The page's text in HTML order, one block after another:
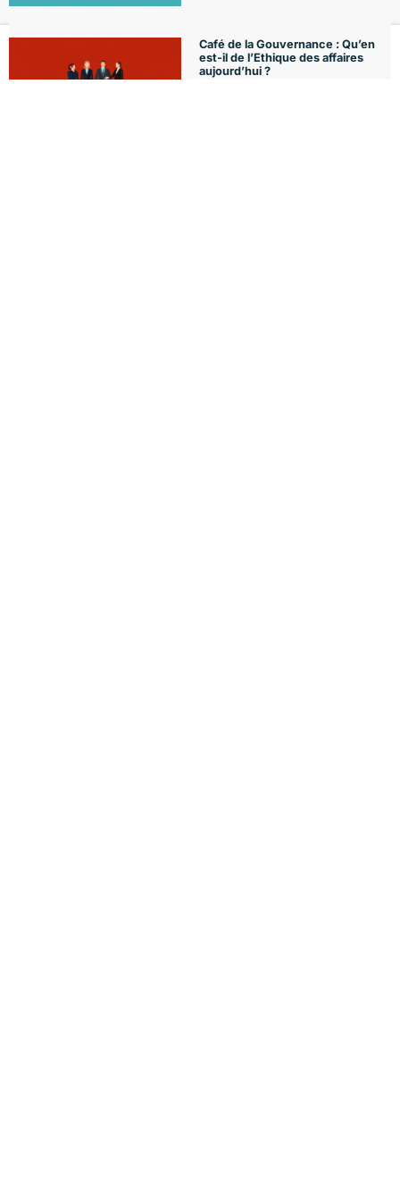
Café de la Gouvernance : Qu’en
est-il de l’Ethique des affaires
aujourd’hui ?
Formations L'Agenda Le Blog